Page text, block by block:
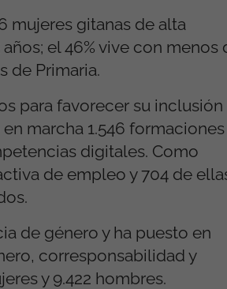
mujeres gitanas de alta
el 46% vive con menos
de Primaria.
para favorecer su inclusión
marcha 1.546 formaciones
digitales. Como
de empleo y 704 de
de género y ha puesto en
corresponsabilidad y
y 9.422 hombres.